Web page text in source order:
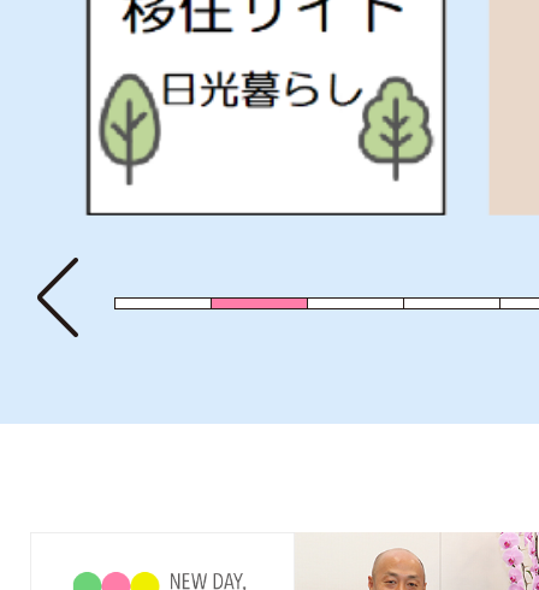
ス
ド
1枚目のスライドを表示2枚目のスライドを表示中
3枚目のスライド
4枚
前のスライドを表示